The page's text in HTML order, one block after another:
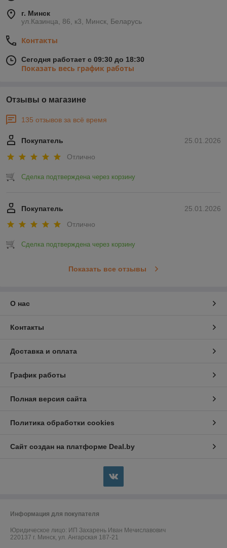
г. Минск
ул.Казинца, 86, к3, Минск, Беларусь
Контакты
Сегодня работает с 09:30 до 18:30
Показать весь график работы
Отзывы о магазине
135 отзывов за всё время
25.01.2026
Покупатель
Отлично
Сделка подтверждена через корзину
25.01.2026
Покупатель
Отлично
Сделка подтверждена через корзину
Показать все отзывы
О нас
Контакты
Доставка и оплата
График работы
Полная версия сайта
Политика обработки cookies
Сайт создан на платформе Deal.by
Информация для покупателя
Юридическое лицо: ИП Захарень Иван Мечиславович
220137 г. Минск, ул. Ангарская 187-21